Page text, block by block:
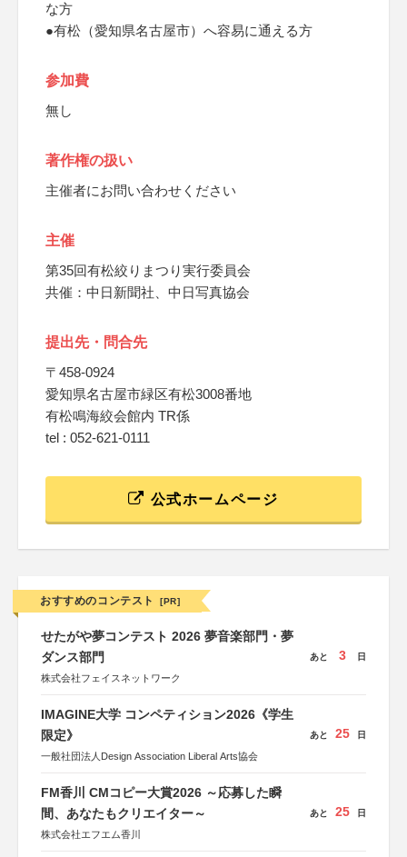
な方
●有松（愛知県名古屋市）へ容易に通える方
参加費
無し
著作権の扱い
主催者にお問い合わせください
主催
第35回有松絞りまつり実行委員会
共催：中日新聞社、中日写真協会
提出先・問合先
〒458-0924
愛知県名古屋市緑区有松3008番地
有松鳴海絞会館内 TR係
tel : 052-621-0111
公式ホームページ
おすすめのコンテスト [PR]
せたがや夢コンテスト 2026 夢音楽部門・夢
ダンス部門
株式会社フェイスネットワーク
あと 3 日
IMAGINE大学 コンペティション2026《学生
限定》
一般社団法人Design Association Liberal Arts協会
あと 25 日
FM香川 CMコピー大賞2026 ～応募した瞬
間、あなたもクリエイター～
株式会社エフエム香川
あと 25 日